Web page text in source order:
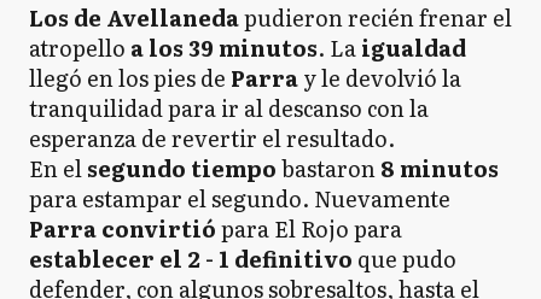
Los de Avellanedapudieron recién frenar el
atropello a los 39 minutos. Laigualdad
llegó en los pies de Parray le devolvió la
tranquilidad para ir al descanso con la
esperanza de revertir el resultado.
En elsegundo tiempobastaron8 minutos
para estampar el segundo. Nuevamente
Parraconvirtiópara El Rojo para
establecer el 2 - 1 definitivo que pudo
defender, con algunos sobresaltos, hasta el